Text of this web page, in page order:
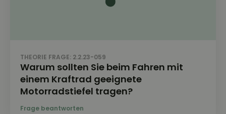
THEORIE FRAGE: 2.2.23-059
Warum sollten Sie beim Fahren mit
einem Kraftrad geeignete
Motorradstiefel tragen?